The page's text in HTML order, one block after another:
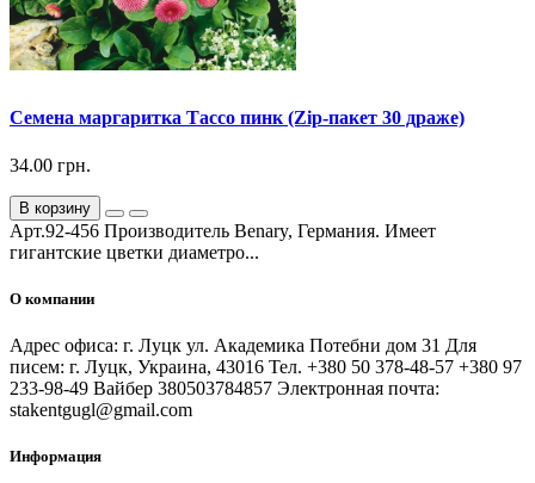
Семена маргаритка Тассо пинк (Zip-пакет 30 драже)
34.00 грн.
В корзину
Арт.92-456 Производитель Benary, Германия. Имеет
гигантские цветки диаметро...
О компании
Адрес офиса: г. Луцк ул. Академика Потебни дом 31 Для
писем: г. Луцк, Украина, 43016 Тел. +380 50 378-48-57 +380 97
233-98-49 Вайбер 380503784857 Электронная почта:
stakentgugl@gmail.com
Информация